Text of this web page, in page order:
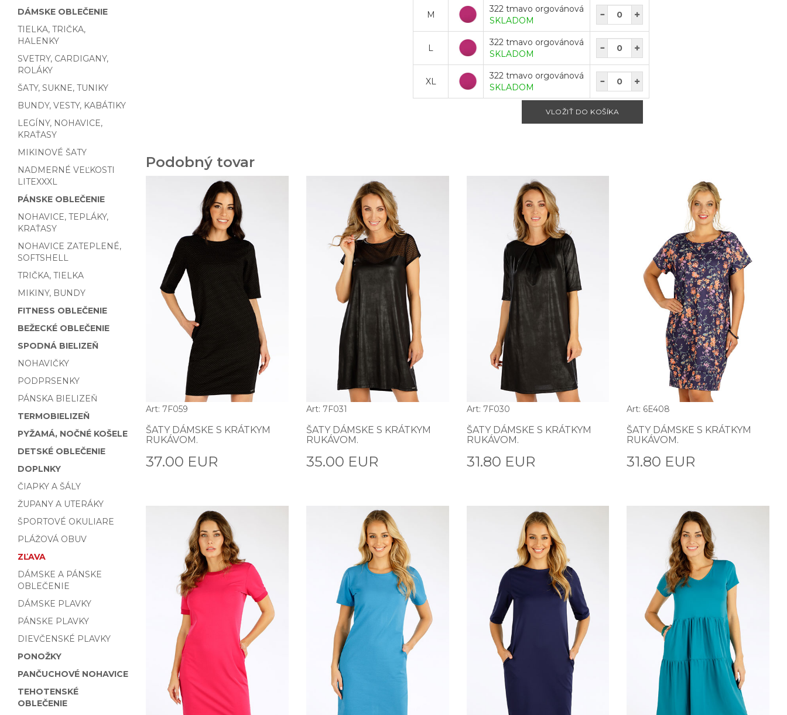
DÁMSKE OBLEČENIE
TIELKA, TRIČKA,
HALENKY
SVETRY, CARDIGANY,
ROLÁKY
ŠATY, SUKNE, TUNIKY
BUNDY, VESTY, KABÁTIKY
LEGÍNY, NOHAVICE,
KRAŤASY
MIKINOVÉ ŠATY
NADMERNÉ VEĽKOSTI
LITEXXXL
PÁNSKE OBLEČENIE
NOHAVICE, TEPLÁKY,
KRAŤASY
NOHAVICE ZATEPLENÉ,
SOFTSHELL
TRIČKA, TIELKA
MIKINY, BUNDY
FITNESS OBLEČENIE
BEŽECKÉ OBLEČENIE
SPODNÁ BIELIZEŇ
NOHAVIČKY
PODPRSENKY
PÁNSKA BIELIZEŇ
TERMOBIELIZEŇ
PYŽAMÁ, NOČNÉ KOŠELE
DETSKÉ OBLEČENIE
DOPLNKY
ČIAPKY A ŠÁLY
ŽUPANY A UTERÁKY
ŠPORTOVÉ OKULIARE
PLÁŽOVÁ OBUV
ZĽAVA
DÁMSKE A PÁNSKE
OBLEČENIE
DÁMSKE PLAVKY
PÁNSKE PLAVKY
DIEVČENSKÉ PLAVKY
PONOŽKY
PANČUCHOVÉ NOHAVICE
TEHOTENSKÉ
OBLEČENIE
M
322 tmavo orgovánová
SKLADOM
L
322 tmavo orgovánová
SKLADOM
XL
322 tmavo orgovánová
SKLADOM
Podobný tovar
Art: 7F059
ŠATY DÁMSKE S KRÁTKYM
RUKÁVOM.
37.00 EUR
Art: 7F031
ŠATY DÁMSKE S KRÁTKYM
RUKÁVOM.
35.00 EUR
Art: 7F030
ŠATY DÁMSKE S KRÁTKYM
RUKÁVOM.
31.80 EUR
Art: 6E408
ŠATY DÁMSKE S KRÁTKYM
RUKÁVOM.
31.80 EUR